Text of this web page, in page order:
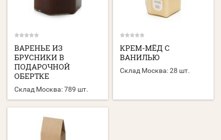
ВАРЕНЬЕ ИЗ
БРУСНИКИ В
ПОДАРОЧНОЙ
ОБЕРТКЕ
Склад Москва:789 шт.
КРЕМ-МЁД С
ВАНИЛЬЮ
Склад Москва: 28 шт.